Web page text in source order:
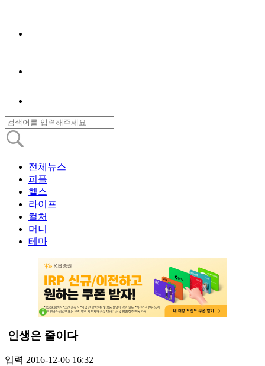
전체뉴스
피플
헬스
라이프
컬처
머니
테마
인생은 줄이다
입력 2016-12-06 16:32